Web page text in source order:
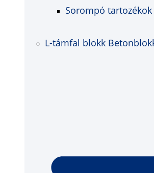
Sorompó tartozékok
L-támfal blokk